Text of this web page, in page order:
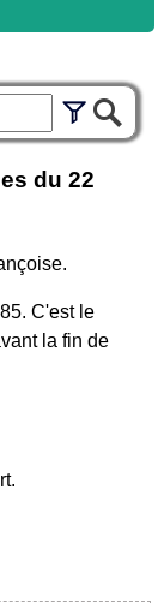
du 22
C'est le
la fin de